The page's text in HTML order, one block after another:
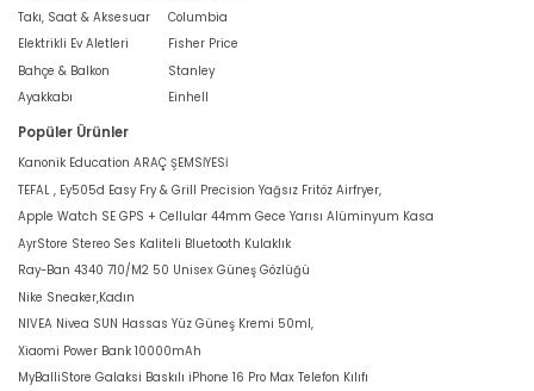
Takı, Saat & Aksesuar
Elektrikli Ev Aletleri
Bahçe & Balkon
Ayakkabı
Columbia
Fisher Price
Stanley
Einhell
Popüler Ürünler
Kanonik Education ARAÇ ŞEMSİYESİ
TEFAL , Ey505d Easy Fry & Grill Precision Yağsız Fritöz Airfryer,
Apple Watch SE GPS + Cellular 44mm Gece Yarısı Alüminyum Kasa
AyrStore Stereo Ses Kaliteli Bluetooth Kulaklık
Ray-Ban 4340 710/M2 50 Unisex Güneş Gözlüğü
Nike Sneaker,Kadın
NIVEA Nivea SUN Hassas Yüz Güneş Kremi 50ml,
Xiaomi Power Bank 10000mAh
MyBalliStore Galaksi Baskılı iPhone 16 Pro Max Telefon Kılıfı